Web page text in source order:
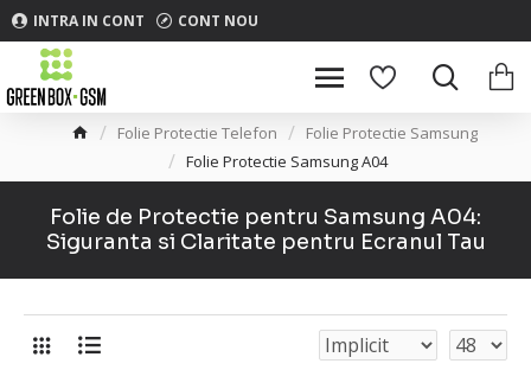
INTRA IN CONT CONT NOU
Folie Protectie Telefon
Folie Protectie Samsung
Folie Protectie Samsung A04
Folie de Protectie pentru Samsung A04:
Siguranta si Claritate pentru Ecranul Tau